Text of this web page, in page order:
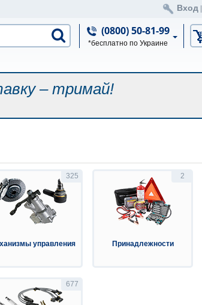
Вход
(0800) 50-81-99
*бесплатно по Украине
– тримай!
325
управления
2
Принадлежности
677